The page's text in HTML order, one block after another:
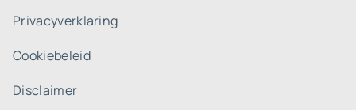
Privacyverklaring
Cookiebeleid
Disclaimer